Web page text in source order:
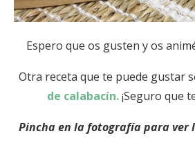
Espero que os gusten y os
Otra receta que te puede gustar
de calabacín.¡Seguro que
Pincha en la fotografía para ver